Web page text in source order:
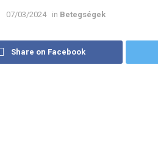
07/03/2024 in Betegségek
Share on Facebook